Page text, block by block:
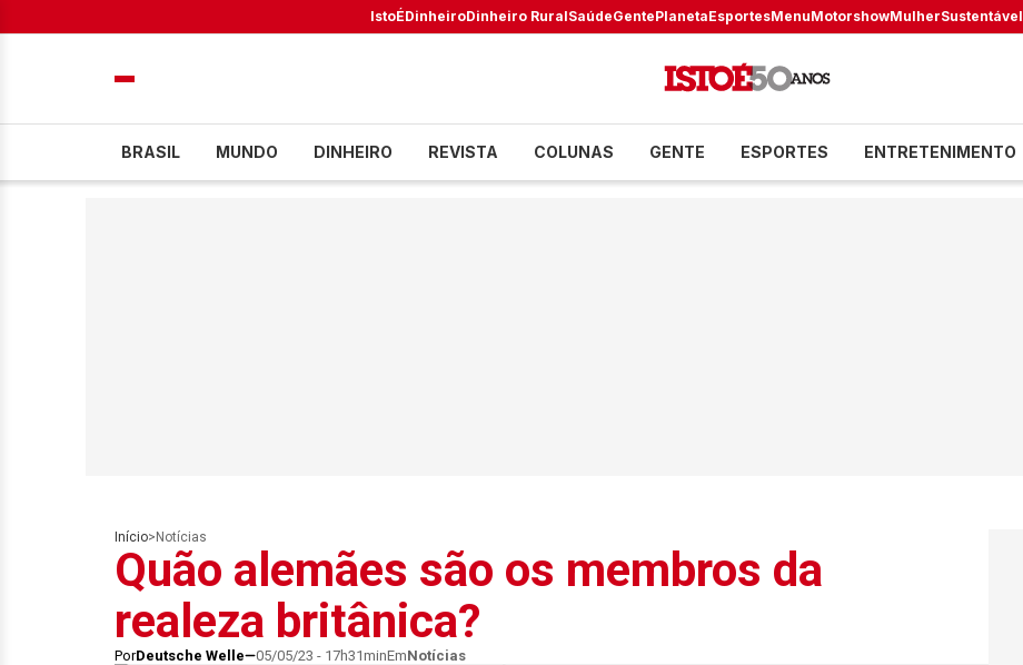
IstoÉDinheiroDinheiro RuralSaúdeGentePlanetaEsportesMenuMotorshowMulherSustentável
BRASIL MUNDO DINHEIRO REVISTA COLUNAS GENTE ESPORTES ENTRETENIMENTO
Início> Notícias
Quão alemães são os membros da
realeza britânica?
PorDeutsche Welle 05/05/23 - 17h31minEmNotícias